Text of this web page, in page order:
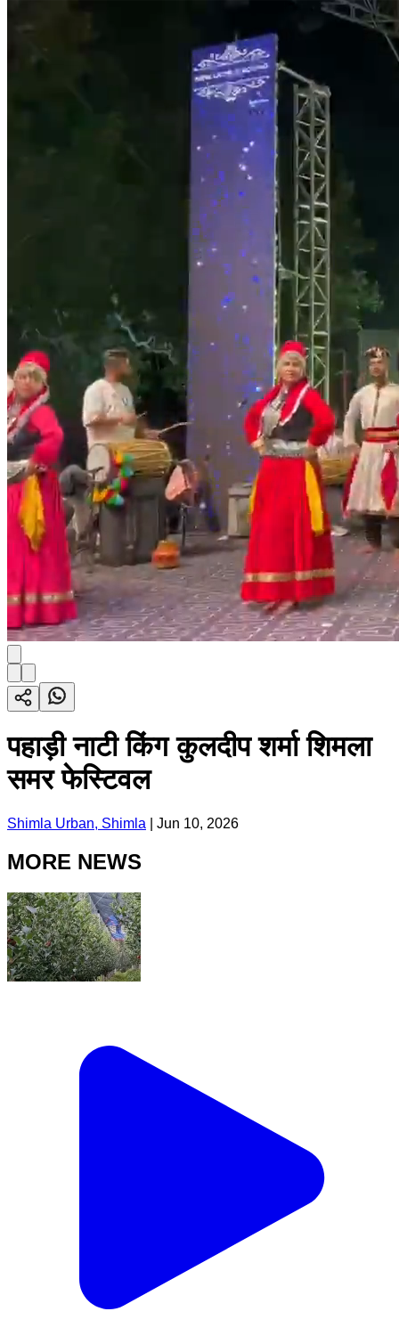
पहाड़ी नाटी किंग कुलदीप शर्मा शिमला
समर फेस्टिवल
Shimla Urban, Shimla Jun 10, 2026
MORE NEWS